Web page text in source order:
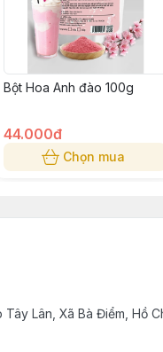
Bột Hoa Anh đào 100g
44.000đ
Chọn mua
Lân, Xã Bà Điểm, Hồ